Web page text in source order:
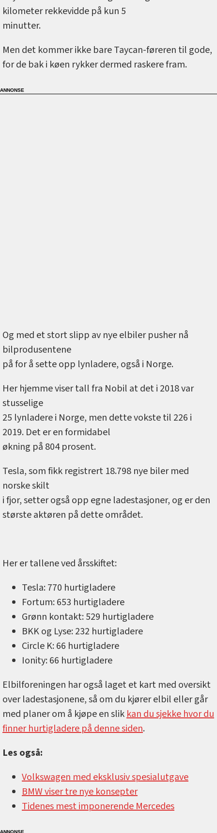
kilometer rekkevidde på kun 5
minutter.
Men det kommer ikke bare Taycan-føreren til gode,
for de bak i køen rykker dermed raskere fram.
Og med et stort slipp av nye elbiler pusher nå
bilprodusentene
på for å sette opp lynladere, også i Norge.
Her hjemme viser tall fra Nobil at det i 2018 var
stusselige
25 lynladere i Norge, men dette vokste til 226 i
2019. Det er en formidabel
økning på 804 prosent.
Tesla, som fikk registrert 18.798 nye biler med
norske skilt
i fjor, setter også opp egne ladestasjoner, og er den
største aktøren på dette området.
Her er tallene ved årsskiftet:
Tesla: 770 hurtigladere
Fortum: 653 hurtigladere
Grønn kontakt: 529 hurtigladere
BKK og Lyse: 232 hurtigladere
Circle K: 66 hurtigladere
Ionity: 66 hurtigladere
Elbilforeningen har også laget et kart med oversikt
over ladestasjonene, så om du kjører elbil eller går
med planer om å kjøpe en slikkan du sjekke hvor du
finner hurtigladere på denne siden.
Les også:
Volkswagen med eksklusiv spesialutgave
BMW viser tre nye konsepter
Tidenes mest imponerende Mercedes